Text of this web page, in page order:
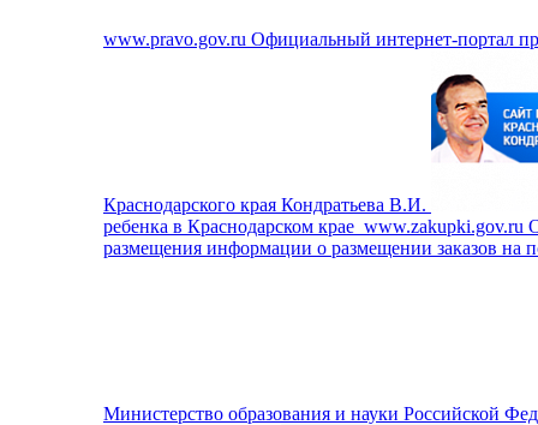
www.pravo.gov.ru Официальный интернет-портал
Краснодарского края Кондратьева В.И.
ребенка в Краснодарском крае www.zakupki.gov.ru
размещения информации о размещении заказов на
Министерство образования и науки Российской